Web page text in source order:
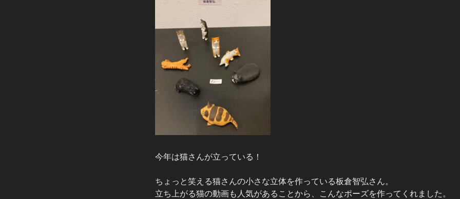
今年は猫さんが立っている！
ちょっと笑える猫さんの小さな立体を作っている板倉智弘さん。
立ち上がる猫の動画も人気があることから、こんなポーズを作ってくれました。